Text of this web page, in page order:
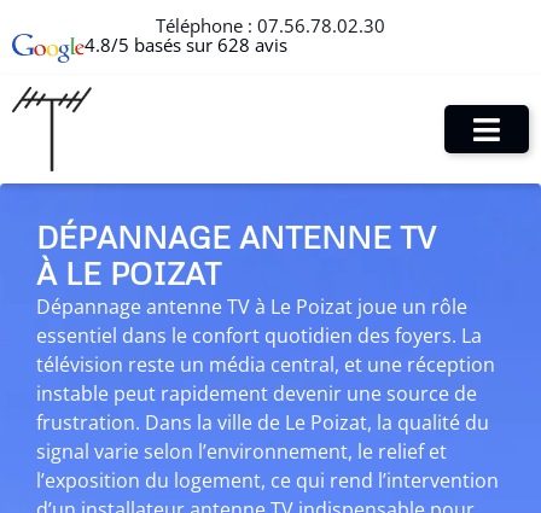
Téléphone : 07.56.78.02.30
4.8/5 basés sur 628 avis
DÉPANNAGE ANTENNE TV
À LE POIZAT
Dépannage antenne TV à Le Poizat joue un rôle
essentiel dans le confort quotidien des foyers. La
télévision reste un média central, et une réception
instable peut rapidement devenir une source de
frustration. Dans la ville de Le Poizat, la qualité du
signal varie selon l’environnement, le relief et
l’exposition du logement, ce qui rend l’intervention